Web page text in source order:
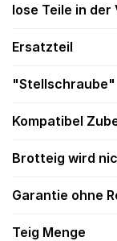
lose Teile in der
Ersatzteil
"Stellschraube"
Kompatibel
Brotteig wird
Garantie ohne
Teig Menge